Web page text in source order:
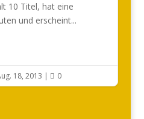
10 Titel, hat eine
und erscheint...
18, 2013 |  0